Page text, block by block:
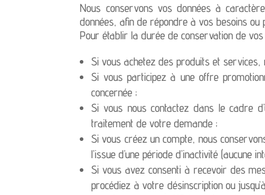
Nous conservons vos données à
données, afin de répondre à vos besoins ou
Pour établir la durée de conservation de
Si vous achetez des produits et
Si vous participez à une offre
concernée ;
Si vous nous contactez dans le cadre
traitement de votre demande ;
Si vous créez un compte, nous
l’issue d’une période d’inactivité
Si vous avez consenti à recevoir des
procédiez à votre désinscription ou